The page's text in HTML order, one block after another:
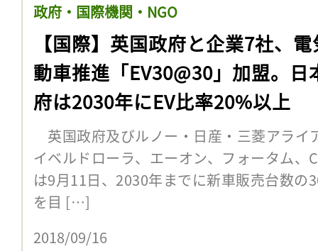
政府・国際機関・NGO
【国際】英国政府と企業7社、
動車推進「EV30@30」加盟。日
府は2030年にEV比率20%以上
英国政府及びルノー・日産・三菱アライ
イベルドローラ、エーオン、フォータム
は9月11日、2030年までに新車販売台数の
を目 […]
2018/09/16